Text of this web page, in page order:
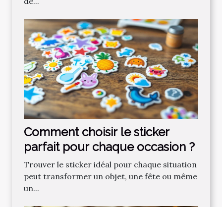
Comment choisir le sticker
parfait pour chaque occasion ?
Trouver le sticker idéal pour chaque situation
peut transformer un objet, une fête ou même
un...